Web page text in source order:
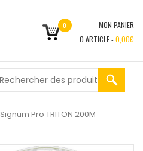
0
MON PANIER
0 ARTICLE -0,00€
Signum Pro TRITON 200M